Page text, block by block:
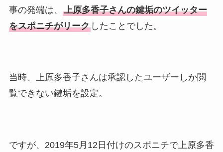
事の発端は、 上原多香子さんの鍵垢のツイッター
をスポニチがリークしたことでした。
当時、上原多香子さんは承認したユーザーしか閲
覧できない鍵垢を設定。
ですが、2019年5月12日付けのスポニチで上原多香